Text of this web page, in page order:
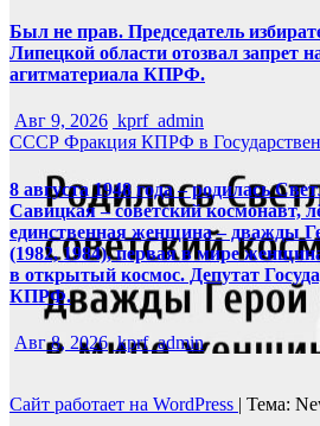
Был не прав. Председатель
Липецкой области отозвал запрет
агитматериала КПРФ.
Авг 9, 2026 kprf_admin
СССР Фракция КПРФ в
8 августа 1948 года – родилась
Савицкая – советский космонавт,
единственная женщина – дважды
(1982, 1984), первая в мире
в открытый космос. Депутат
КПРФ.
Авг 8, 2026 kprf_admin
Сайт работает на WordPress | Тема: